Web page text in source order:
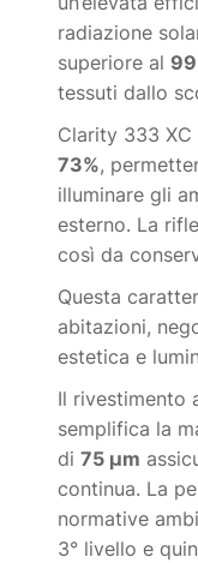
radiazione
superiore al
tessuti dallo
Clarity 333
73%,
illuminare gli
esterno. La
così da
Questa
abitazioni,
estetica e
Il rivestimento
semplifica la
di75 µm
continua. La
normative
3° livello e